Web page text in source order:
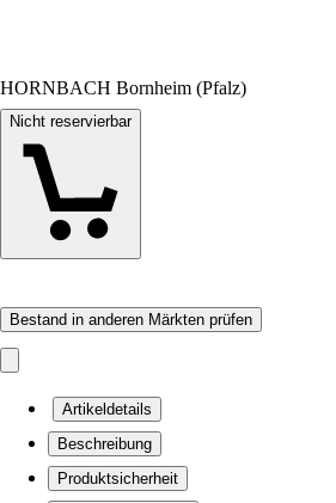
HORNBACH Bornheim (Pfalz)
Nicht reservierbar
Bestand in anderen Märkten prüfen
Artikeldetails
Beschreibung
Produktsicherheit